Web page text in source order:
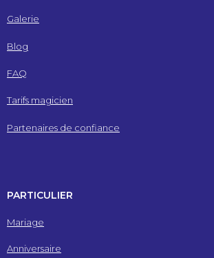
Galerie
Blog
FAQ
Tarifs magicien
Partenaires de confiance
PARTICULIER
Mariage
Anniversaire